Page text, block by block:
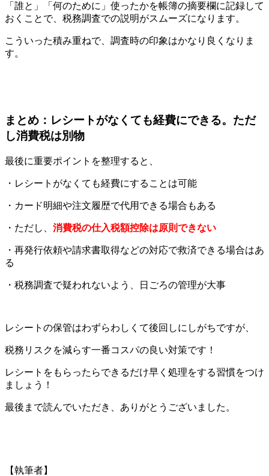
「誰と」「何のために」使ったかを帳簿の摘要欄に記録して
おくことで、税務調査での説明がスムーズになります。
こういった積み重ねで、調査時の印象はかなり良くなりま
す。
まとめ：レシートがなくても経費にできる。ただ
し消費税は別物
最後に重要ポイントを整理すると、
・レシートがなくても経費にすることは可能
・カード明細や注文履歴で代用できる場合もある
・ただし、 消費税の仕入税額控除は原則できない
・再発行依頼や請求書取得などの対応で救済できる場合はあ
る
・税務調査で疑われないよう、日ごろの管理が大事
レシートの保管はわずらわしくて後回しにしがちですが、
税務リスクを減らす一番コスパの良い対策です！
レシートをもらったらできるだけ早く処理をする習慣をつけ
ましょう！
最後まで読んでいただき、ありがとうございました。
【執筆者】